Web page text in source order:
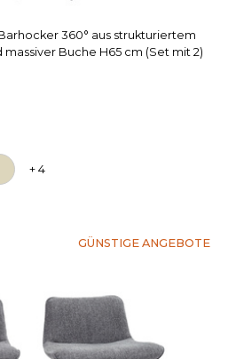
360° aus strukturiertem
Buche H65 cm (Set mit 2)
+ 4
GÜNSTIGE ANGEBOTE